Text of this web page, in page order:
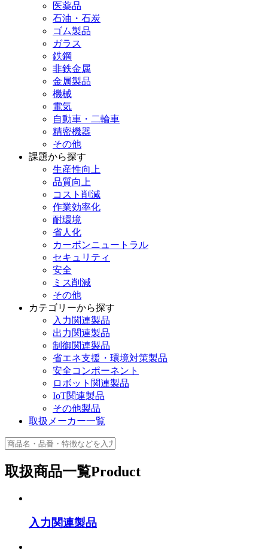
医薬品
石油・石炭
ゴム製品
ガラス
鉄鋼
非鉄金属
金属製品
機械
電気
自動車・二輪車
精密機器
その他
課題から探す
生産性向上
品質向上
コスト削減
作業効率化
耐環境
省人化
カーボンニュートラル
セキュリティ
安全
ミス削減
その他
カテゴリーから探す
入力関連製品
出力関連製品
制御関連製品
省エネ支援・環境対策製品
安全コンポーネント
ロボット関連製品
IoT関連製品
その他製品
取扱メーカー一覧
取扱商品一覧Product
入力関連製品